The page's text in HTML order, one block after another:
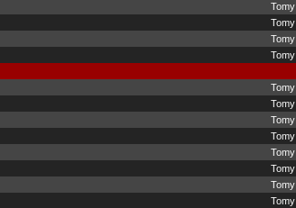
Tomy
Tomy
Tomy
Tomy
Tomy
Tomy
Tomy
Tomy
Tomy
Tomy
Tomy
Tomy